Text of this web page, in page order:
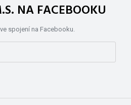
NA FACEBOOKU
spojení na Facebooku.